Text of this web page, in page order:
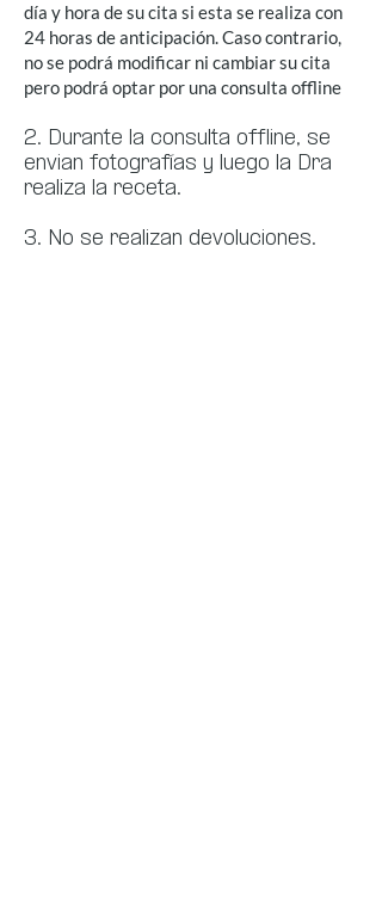
día y hora de su cita si esta se realiza con
24 horas de anticipación. Caso contrario,
no se podrá modificar ni cambiar su cita
pero podrá optar por una consulta offline
2. Durante la consulta offline, se
envian fotografías y luego la Dra
realiza la receta.
3. No se realizan devoluciones.